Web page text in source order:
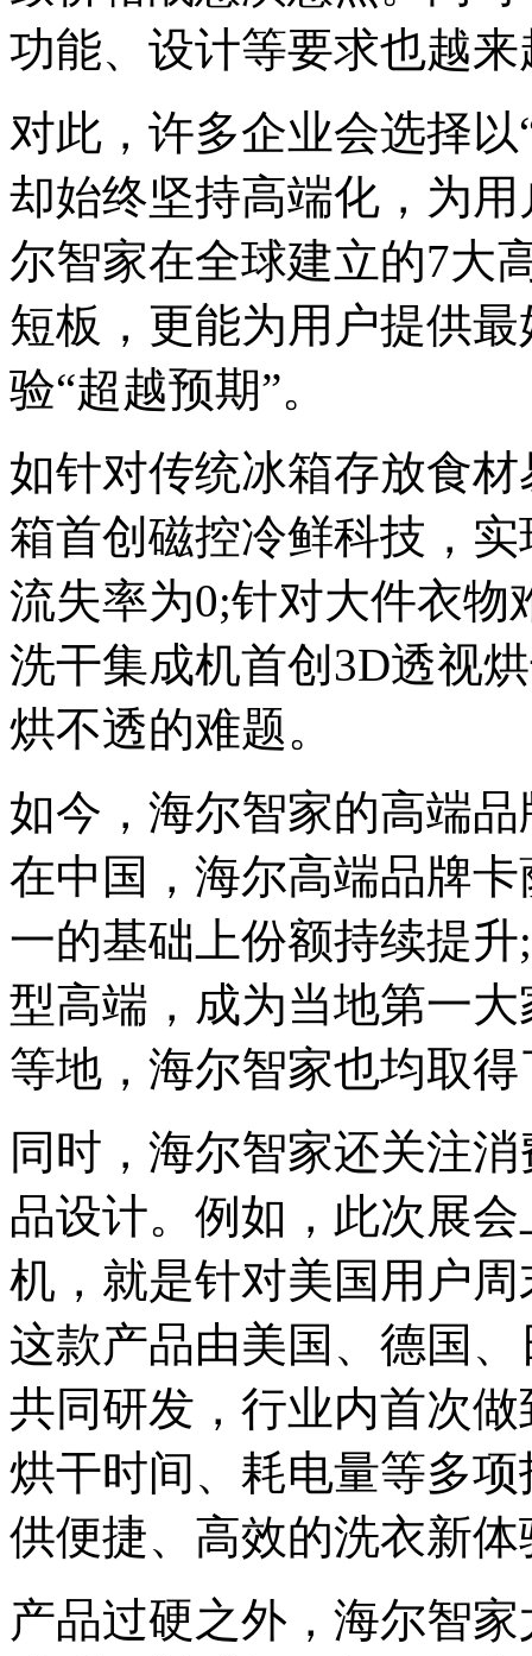
功能、设计等要求也越来
对此，许多企业会选择
却始终坚持高端化，为
尔智家在全球建立的7大
短板，更能为用户提供
验“超越预期”。
如针对传统冰箱存放食
箱首创磁控冷鲜科技，
流失率为0;针对大件衣物
洗干集成机首创3D透视
烘不透的难题。
如今，海尔智家的高端
在中国，海尔高端品牌
一的基础上份额持续提升
型高端，成为当地第一
等地，海尔智家也均取
同时，海尔智家还关注
品设计。例如，此次展
机，就是针对美国用户
这款产品由美国、德国
共同研发，行业内首次
烘干时间、耗电量等多
供便捷、高效的洗衣新体
产品过硬之外，海尔智